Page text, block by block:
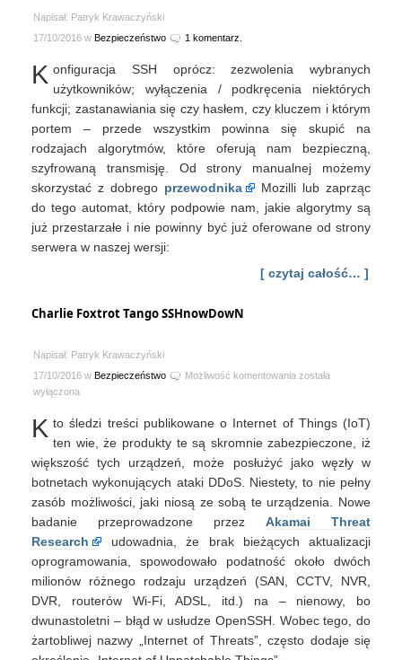
Napisał: Patryk Krawaczyński
17/10/2016 w Bezpieczeństwo 1 komentarz.
K onfiguracja SSH oprócz: zezwolenia wybranych
użytkowników; wyłączenia / podkręcenia niektórych
funkcji; zastanawiania się czy hasłem, czy kluczem i którym
portem – przede wszystkim powinna się skupić na
rodzajach algorytmów, które oferują nam bezpieczną,
szyfrowaną transmisję. Od strony manualnej możemy
skorzystać z dobrego przewodnika
Mozilli lub zaprząc
do tego automat, który podpowie nam, jakie algorytmy są
już przestarzałe i nie powinny być już oferowane od strony
serwera w naszej wersji:
[ czytaj całość… ]
Charlie Foxtrot Tango SSHnowDowN
Napisał: Patryk Krawaczyński
17/10/2016 w Bezpieczeństwo Możliwość komentowania Charlie
SSHnowDowN
została
wyłączona
K to śledzi treści publikowane o Internet of Things (IoT)
ten wie, że produkty te są skromnie zabezpieczone, iż
większość tych urządzeń, może posłużyć jako węzły w
botnetach wykonujących ataki DDoS. Niestety, to nie pełny
zasób możliwości, jaki niosą ze sobą te urządzenia. Nowe
badanie przeprowadzone przez Akamai Threat
Research
udowadnia, że brak bieżących aktualizacji
oprogramowania, spowodowało podatność około dwóch
milionów różnego rodzaju urządzeń (SAN, CCTV, NVR,
DVR, routerów Wi-Fi, ADSL, itd.) na – nienowy, bo
dwunastoletni – błąd w usłudze OpenSSH. Wobec tego, do
żartobliwej nazwy „Internet of Threats”, często dodaje się